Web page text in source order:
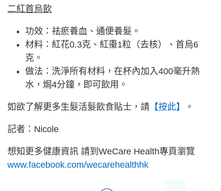
二紅首烏飲
功效：祛瘀養血、通便養髮。
材料：紅花0.3克、紅棗1粒（去核）、首烏6
克。
做法：洗淨所有材料，在杯內加入400毫升熱
水，焗4分鐘，即可飲用。
如欲了解更多生髮活髮飲食貼士，請 【按此】 。
記者：Nicole
想知更多健康資訊 請到WeCare Health專頁瀏覽
www.facebook.com/wecarehealthhk